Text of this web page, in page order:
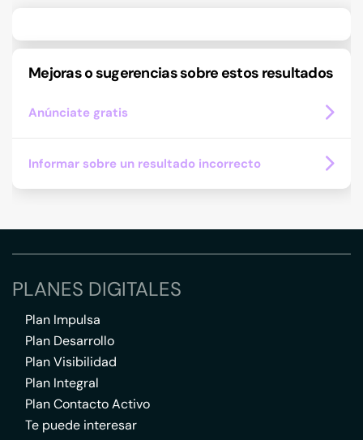
Mejoras o sugerencias sobre estos resultados
Anúnciate gratis
Informar sobre un resultado incorrecto
PLANES DIGITALES
Plan Impulsa
Plan Desarrollo
Plan Visibilidad
Plan Integral
Plan Contacto Activo
Te puede interesar